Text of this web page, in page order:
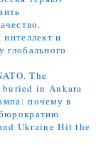
и
The
buried in Ankara
почему в
Ukraine Hit the